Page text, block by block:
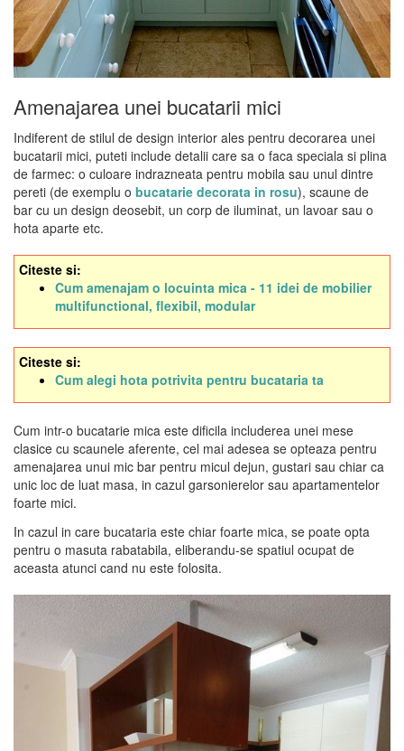
Amenajarea unei bucatarii mici
Indiferent de stilul de design interior ales pentru decorarea unei
bucatarii mici, puteti include detalii care sa o faca speciala si plina
de farmec: o culoare indrazneata pentru mobila sau unul dintre
pereti (de exemplu o bucatarie decorata in rosu), scaune de
bar cu un design deosebit, un corp de iluminat, un lavoar sau o
hota aparte etc.
Citeste si:
Cum amenajam o locuinta mica - 11 idei de mobilier
multifunctional, flexibil, modular
Citeste si:
Cum alegi hota potrivita pentru bucataria ta
Cum intr-o bucatarie mica este dificila includerea unei mese
clasice cu scaunele aferente, cel mai adesea se opteaza pentru
amenajarea unui mic bar pentru micul dejun, gustari sau chiar ca
unic loc de luat masa, in cazul garsonierelor sau apartamentelor
foarte mici.
In cazul in care bucataria este chiar foarte mica, se poate opta
pentru o masuta rabatabila, eliberandu-se spatiul ocupat de
aceasta atunci cand nu este folosita.